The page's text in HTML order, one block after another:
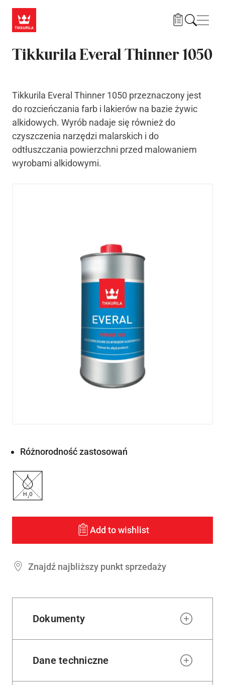
Tikkurila Everal Thinner 1050
Tikkurila Everal Thinner 1050 przeznaczony jest
do rozcieńczania farb i lakierów na bazie żywic
alkidowych. Wyrób nadaje się również do
czyszczenia narzędzi malarskich i do
odtłuszczania powierzchni przed malowaniem
wyrobami alkidowymi.
Różnorodność zastosowań
Add to wishlist
Znajdź najbliższy punkt sprzedaży
Dokumenty
Dane techniczne